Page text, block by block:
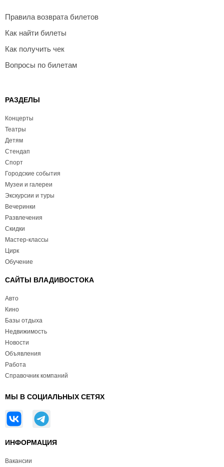
Правила возврата билетов
Как найти билеты
Как получить чек
Вопросы по билетам
РАЗДЕЛЫ
Концерты
Театры
Детям
Стендап
Спорт
Городские события
Музеи и галереи
Экскурсии и туры
Вечеринки
Развлечения
Скидки
Мастер-классы
Цирк
Обучение
САЙТЫ ВЛАДИВОСТОКА
Авто
Кино
Базы отдыха
Недвижимость
Новости
Объявления
Работа
Справочник компаний
МЫ В СОЦИАЛЬНЫХ СЕТЯХ
ИНФОРМАЦИЯ
Вакансии